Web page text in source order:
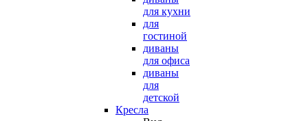
для кухни
для
гостиной
диваны
для офиса
диваны
для
детской
Кресла